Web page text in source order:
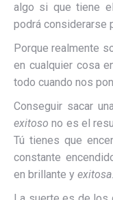
algo si que tiene el
podrá considerarse
Porque realmente
en cualquier cosa
todo cuando nos
Conseguir sacar
exitoso no es el
Tú tienes que
constante
en brillante y exitosa.